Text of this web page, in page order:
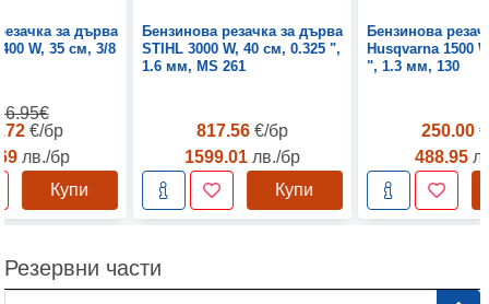
за дърва
W, 35 см, 3/8
€/бр
лв./бр
Купи
Бензинова резачка за дърва
STIHL 3000 W, 40 см, 0.325 ",
1.6 мм, MS 261
817.56 €/бр
1599.01 лв./бр
Купи
Бензинова
Husqvarna 1500
", 1.3 мм, 130
250.00
488.95
Резервни части